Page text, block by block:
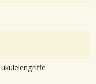
ukulelengriffe